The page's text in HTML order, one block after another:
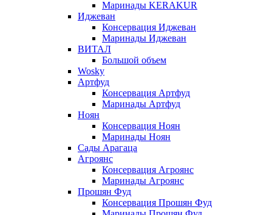
Маринады KERAKUR
Иджеван
Консервация Иджеван
Маринады Иджеван
ВИТАЛ
Большой объем
Wosky
Артфуд
Консервация Артфуд
Маринады Артфуд
Ноян
Консервация Ноян
Маринады Ноян
Сады Арагаца
Агроянс
Консервация Агроянс
Маринады Агроянс
Прошян Фуд
Консервация Прошян Фуд